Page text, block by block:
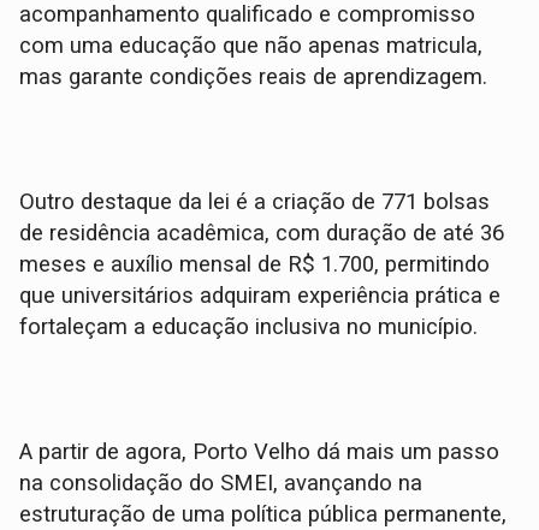
acompanhamento qualificado e compromisso
com uma educação que não apenas matricula,
mas garante condições reais de aprendizagem.
Outro destaque da lei é a criação de 771 bolsas
de residência acadêmica, com duração de até 36
meses e auxílio mensal de R$ 1.700, permitindo
que universitários adquiram experiência prática e
fortaleçam a educação inclusiva no município.
A partir de agora, Porto Velho dá mais um passo
na consolidação do SMEI, avançando na
estruturação de uma política pública permanente,